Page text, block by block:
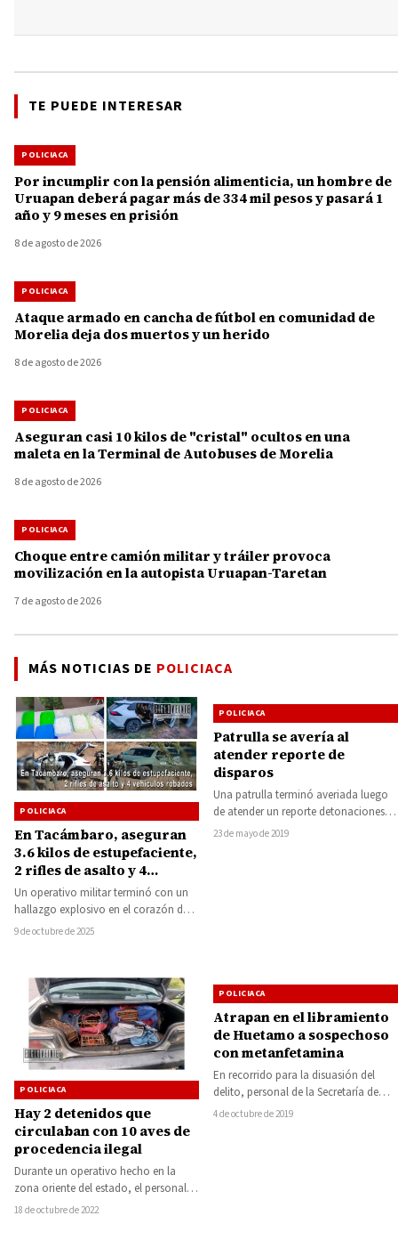
TE PUEDE INTERESAR
POLICIACA
Por incumplir con la pensión alimenticia, un hombre de
Uruapan deberá pagar más de 334 mil pesos y pasará 1
año y 9 meses en prisión
8 de agosto de 2026
POLICIACA
Ataque armado en cancha de fútbol en comunidad de
Morelia deja dos muertos y un herido
8 de agosto de 2026
POLICIACA
Aseguran casi 10 kilos de "cristal" ocultos en una
maleta en la Terminal de Autobuses de Morelia
8 de agosto de 2026
POLICIACA
Choque entre camión militar y tráiler provoca
movilización en la autopista Uruapan-Taretan
7 de agosto de 2026
MÁS NOTICIAS DE POLICIACA
POLICIACA
En Tacámbaro, aseguran
3.6 kilos de estupefaciente,
2 rifles de asalto y 4
vehículos robados
Un operativo militar terminó con un
hallazgo explosivo en el corazón de
Michoacán. La Fiscalía General de la…
9 de octubre de 2025
POLICIACA
Patrulla se avería al
atender reporte de
disparos
Una patrulla terminó averiada luego
de atender un reporte detonaciones
de arma de fuego en el municipio
23 de mayo de 2019
POLICIACA
Hay 2 detenidos que
circulaban con 10 aves de
procedencia ilegal
Durante un operativo hecho en la
zona oriente del estado, el personal
de la Guardia Civil detuvo a…
18 de octubre de 2022
POLICIACA
Atrapan en el libramiento
de Huetamo a sospechoso
con metanfetamina
En recorrido para la disuasión del
delito, personal de la Secretaría de
Seguridad Pública (SSP) aseguró a
4 de octubre de 2019